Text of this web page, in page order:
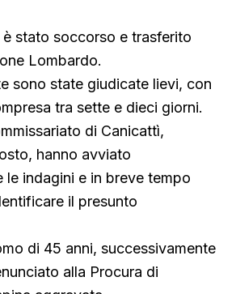
è stato soccorso e trasferito
Lombardo.
sono state giudicate lievi, con
tra sette e dieci giorni.
di Canicattì,
hanno avviato
le indagini e in breve tempo
il presunto
di 45 anni, successivamente
alla Procura di